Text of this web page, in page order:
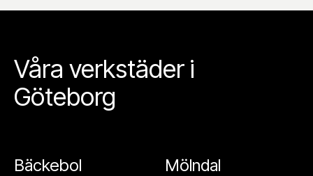
Våra verkstäder i
Göteborg
Bäckebol Mölndal